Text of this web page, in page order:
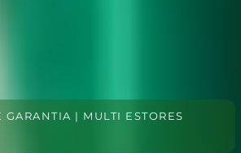
| MULTI ESTORES